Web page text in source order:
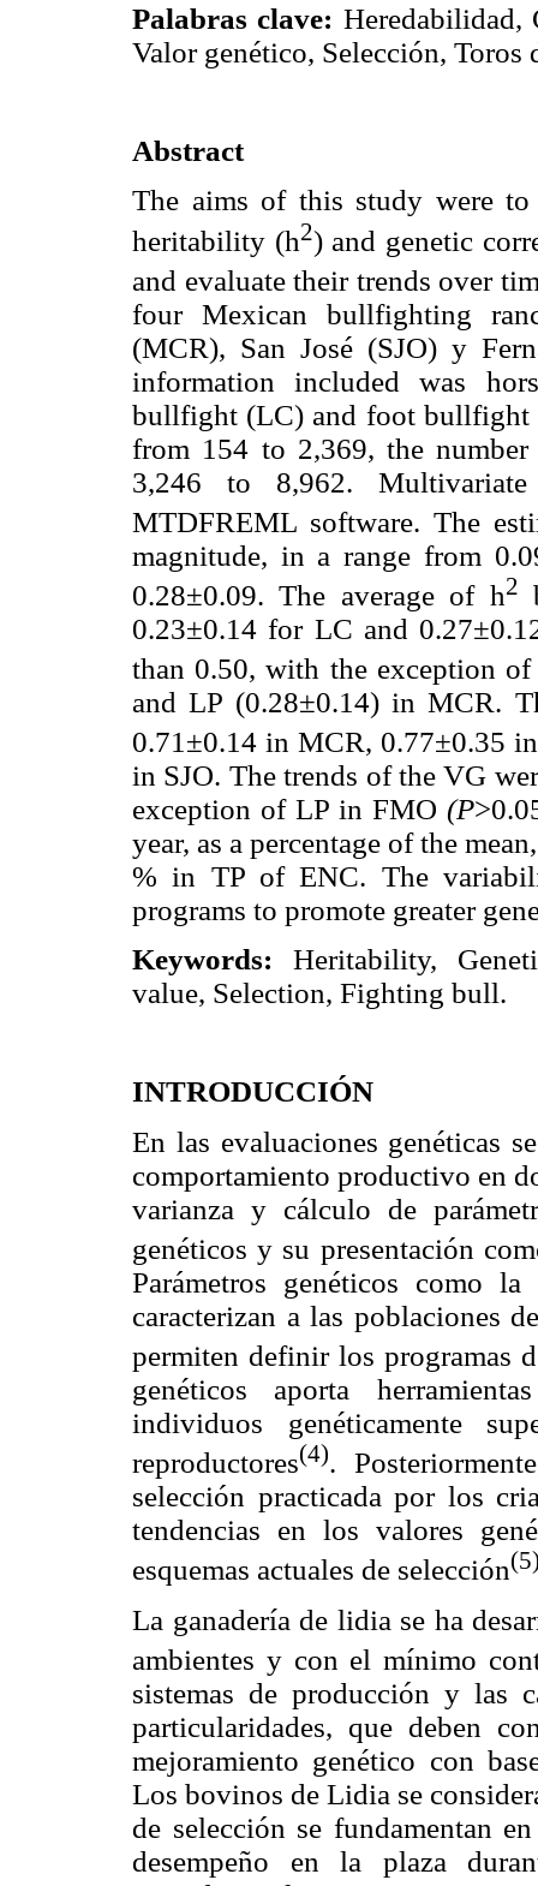
Palabras clave: Heredabilidad,
Valor genético, Selección, Toros
Abstract
The aims of this study were to
heritability (h2) and genetic
and evaluate their trends over
four Mexican bullfighting
(MCR), San José (SJO) y
information included was
bullfight (LC) and foot bullfight
from 154 to 2,369, the
3,246 to 8,962.
MTDFREML software. The
magnitude, in a range from
0.28±0.09. The average of h2
0.23±0.14 for LC and
than 0.50, with the exception
and LP (0.28±0.14) in MCR.
0.71±0.14 in MCR, 0.77±0.35
in SJO. The trends of the VG
exception of LP in FMO (P
year, as a percentage of the
% in TP of ENC. The
programs to promote greater
Keywords: Heritability,
value, Selection, Fighting bull.
INTRODUCCIÓN
En las evaluaciones genéticas
comportamiento productivo en
varianza y cálculo de
genéticos y su presentación
Parámetros genéticos como
caracterizan a las poblaciones
permiten definir los programas
genéticos aporta
individuos genéticamente
reproductores(4).
selección practicada por los
tendencias en los valores
esquemas actuales de selección
La ganadería de lidia se ha
ambientes y con el mínimo
sistemas de producción y las
particularidades, que deben
mejoramiento genético con
Los bovinos de Lidia se
de selección se fundamentan
desempeño en la plaza